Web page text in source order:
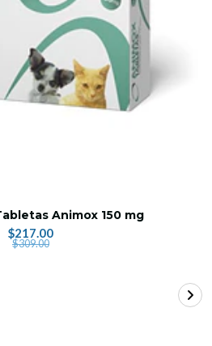
Animox 150 mg
$217.00
$309.00